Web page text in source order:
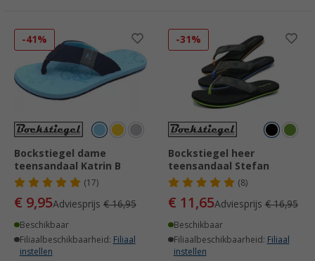
-41%
Bockstiegel dame
teensandaal Katrin B
(17)
€ 9,95Adviesprijs € 16,95
Beschikbaar
Filiaalbeschikbaarheid: Filiaal
instellen
-31%
Bockstiegel heer
teensandaal Stefan
(8)
€ 11,65Adviesprijs € 16,95
Beschikbaar
Filiaalbeschikbaarheid: Filiaal
instellen